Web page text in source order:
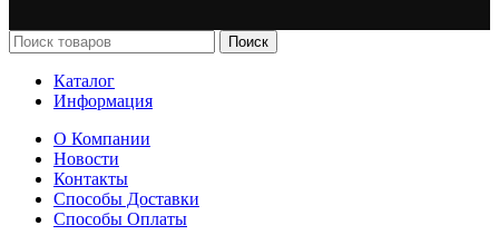
Поиск
Каталог
Информация
О Компании
Новости
Контакты
Способы Доставки
Способы Оплаты